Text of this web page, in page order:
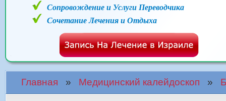
Сопровождение и Услуги Переводчика
Сочетание Лечения и Отдыха
Вы здесь
Главная » Медицинский калейдоскоп »